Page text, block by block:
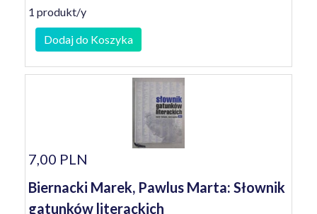
1 produkt/y
Dodaj do Koszyka
7,00 PLN
Biernacki Marek, Pawlus Marta: Słownik
gatunków literackich